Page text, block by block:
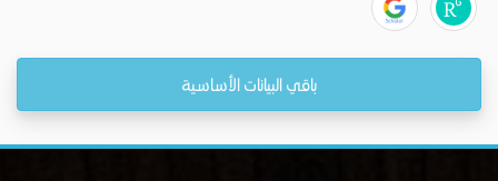
باقي البيانات الأساسية